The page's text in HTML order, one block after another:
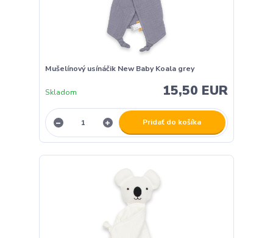
Mušelínový usínáčik New Baby Koala grey
15,50 EUR
Skladom
Pridať do košíka